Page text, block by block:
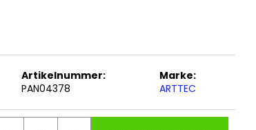
Artikelnummer:
PAN04378
Marke:
ARTTEC